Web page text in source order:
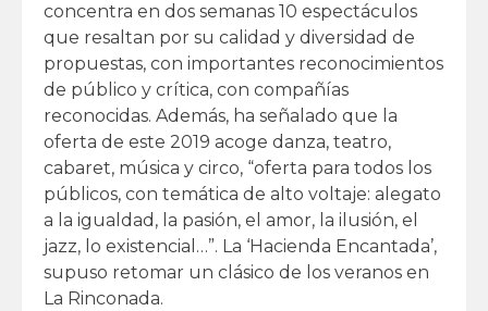
concentra en dos semanas 10 espectáculos
que resaltan por su calidad y diversidad de
propuestas, con importantes reconocimientos
de público y crítica, con compañías
reconocidas. Además, ha señalado que la
oferta de este 2019 acoge danza, teatro,
cabaret, música y circo, “oferta para todos los
públicos, con temática de alto voltaje: alegato
a la igualdad, la pasión, el amor, la ilusión, el
jazz, lo existencial…”. La ‘Hacienda Encantada’,
supuso retomar un clásico de los veranos en
La Rinconada.